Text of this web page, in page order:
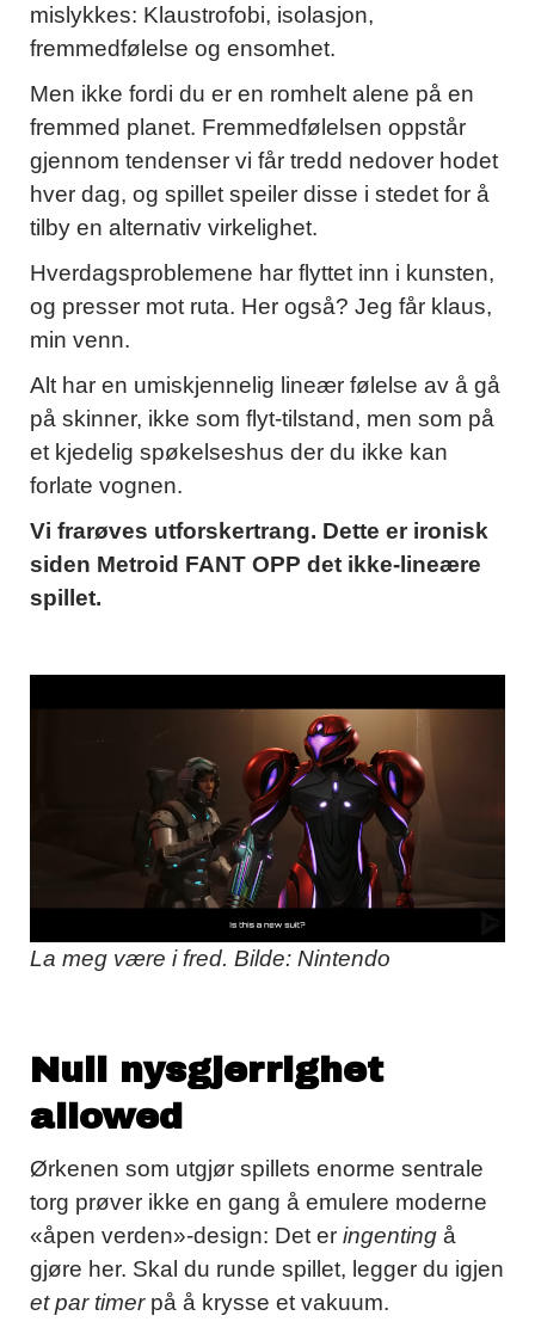
mislykkes: Klaustrofobi, isolasjon,
fremmedfølelse og ensomhet.
Men ikke fordi du er en romhelt alene på en
fremmed planet. Fremmedfølelsen oppstår
gjennom tendenser vi får tredd nedover hodet
hver dag, og spillet speiler disse i stedet for å
tilby en alternativ virkelighet.
Hverdagsproblemene har flyttet inn i kunsten,
og presser mot ruta. Her også? Jeg får klaus,
min venn.
Alt har en umiskjennelig lineær følelse av å gå
på skinner, ikke som flyt-tilstand, men som på
et kjedelig spøkelseshus der du ikke kan
forlate vognen.
Vi frarøves utforskertrang. Dette er ironisk
siden Metroid FANT OPP det ikke-lineære
spillet.
La meg være i fred. Bilde: Nintendo
Null nysgjerrighet
allowed
Ørkenen som utgjør spillets enorme sentrale
torg prøver ikke en gang å emulere moderne
«åpen verden»-design: Det er ingenting å
gjøre her. Skal du runde spillet, legger du igjen
et par timer på å krysse et vakuum.